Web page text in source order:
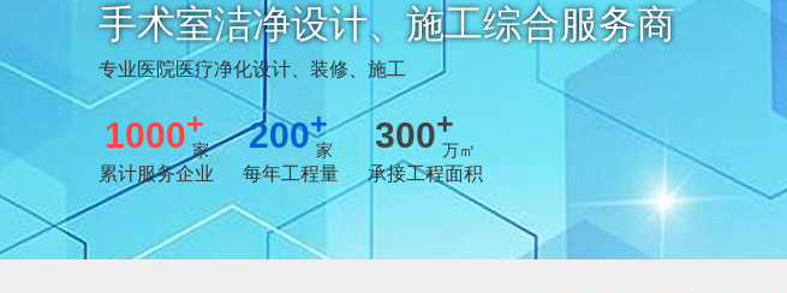
手术室洁净设计、施工综合服务商
专业医院医疗净化设计、装修、施工
1000+
家
累计服务企业
200+
家
每年工程量
300+
万㎡
承接工程面积